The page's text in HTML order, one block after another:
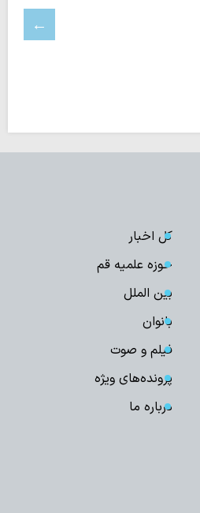
کل اخبار
حوزه علمیه قم
بین الملل
بانوان
فیلم و صوت
پرونده‌های ویژه
درباره ما